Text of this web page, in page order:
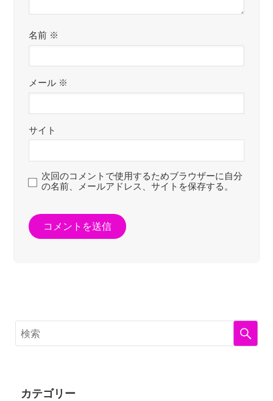
名前 ※
メール ※
サイト
次回のコメントで使用するためブラウザーに自分
の名前、メールアドレス、サイトを保存する。
カテゴリー